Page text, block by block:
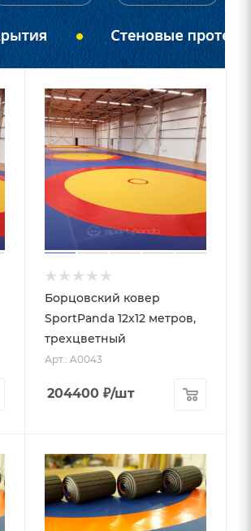
Борцовский ковер
SportPanda 12х12 метров,
трехцветный
Арт.: A0043
204400₽/шт